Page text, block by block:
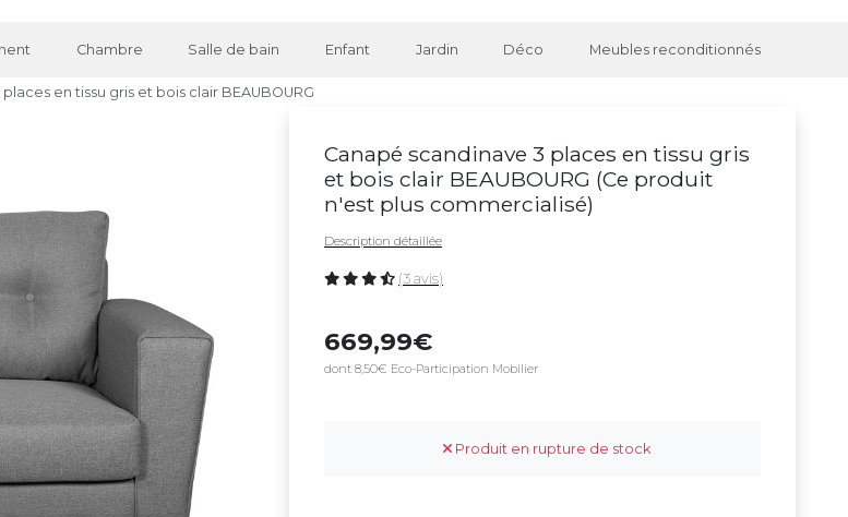
Chambre Salle de bain Enfant Jardin Déco Meubles reconditionnés
en tissu gris et bois clair BEAUBOURG
Canapé scandinave 3 places en tissu gris
et bois clair BEAUBOURG (Ce produit
n'est plus commercialisé)
Description détaillée
(3 avis)
669,99
dont 8,50€ Eco-Participation Mobilier
Produit en rupture de stock